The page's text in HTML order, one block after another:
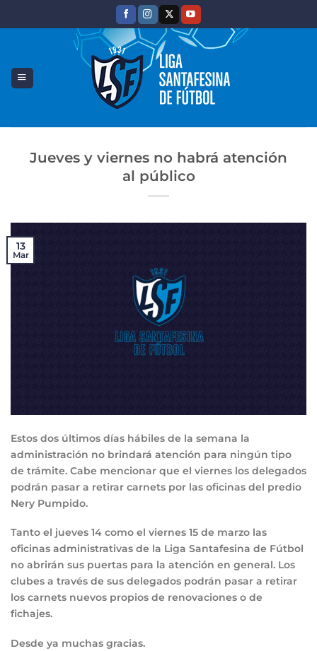
Jueves y viernes no habrá atención
al público
13
Mar
Estos dos últimos días hábiles de la semana la
administración no brindará atención para ningún tipo
de trámite. Cabe mencionar que el viernes los delegados
podrán pasar a retirar carnets por las oficinas del predio
Nery Pumpido.
Tanto el jueves 14 como el viernes 15 de marzo las
oficinas administrativas de la Liga Santafesina de Fútbol
no abrirán sus puertas para la atención en general. Los
clubes a través de sus delegados podrán pasar a retirar
los carnets nuevos propios de renovaciones o de
fichajes.
Desde ya muchas gracias.